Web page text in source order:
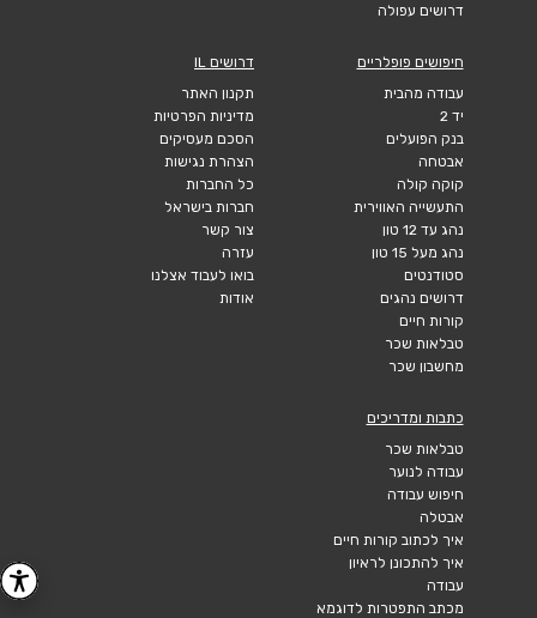
דרושים עפולה
חיפושים פופלריים
עבודה מהבית
יד 2
בנק הפועלים
אבטחה
קוקה קולה
התעשייה האווירית
נהג עד 12 טון
נהג מעל 15 טון
סטודנטים
דרושים נהגים
קורות חיים
טבלאות שכר
מחשבון שכר
דרושים IL
תקנון האתר
מדיניות הפרטיות
הסכם מעסיקים
הצהרת נגישות
כל החברות
חברות בישראל
צור קשר
עזרה
בואו לעבוד אצלנו
אודות
כתבות ומדריכים
טבלאות שכר
עבודה לנוער
חיפוש עבודה
אבטלה
איך לכתוב קורות חיים
איך להתכונן לראיון
עבודה
מכתב התפטרות לדוגמא